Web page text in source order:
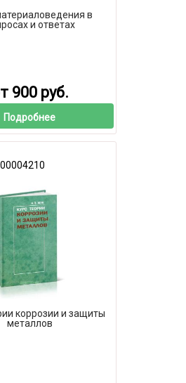
в
и ответах
900 руб.
Подробнее
коррозии и защиты
металлов